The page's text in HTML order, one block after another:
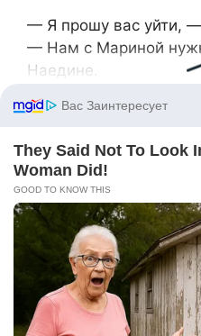
— Я прошу вас уйти,
— Нам с Мариной
Наедине.
Лариса и Надежда
ними закрылась,
— Прости меня, —
был слеп и глуп.
— Все в порядке, —
Главное, что ты